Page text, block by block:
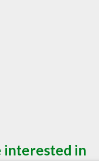
interested in